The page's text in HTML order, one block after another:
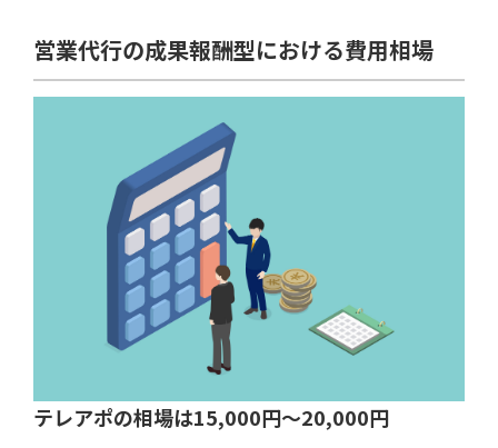
STEP1：現状分析の実施
STEP2：営業戦略の策定
STEP3：営業活動の実施
STEP4：効果検証と改善
営業代行の費用対効果の測り方
CPA：顧客獲得単価
CPO：受注一件あたりの獲得単価
ROI：投資利益率
成果報酬の単価は売上予測と人件費で決まる
営業代行の成果報酬型における費用相場
​​​​​​テレアポの相場は15,000円〜20,000円